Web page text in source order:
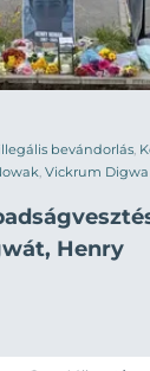
illegális bevándorlás
Vickrum Digwa
Henry